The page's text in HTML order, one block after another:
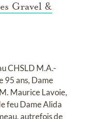
Gravel &
CHSLD M.A.-
95 ans, Dame
Maurice Lavoie,
feu Dame Alida
autrefois de